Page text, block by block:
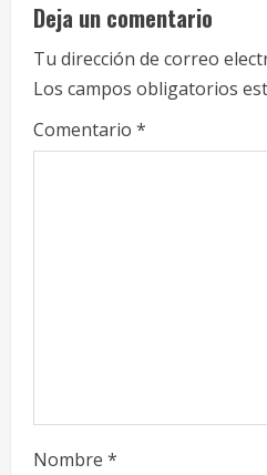
n
u
e
R
g
Deja un comentario
Tu dirección de correo
Los campos obligatorios
Comentario *
Nombre *